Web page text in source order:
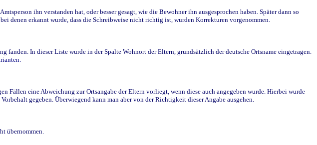
ihn verstanden hat, oder besser gesagt, wie die Bewohner ihn ausgesprochen haben. Später dann so
denen erkannt wurde, dass die Schreibweise nicht richtig ist, wurden Korrekturen vorgenommen.
In dieser Liste wurde in der Spalte Wohnort der Eltern, grundsätzlich der deutsche Ortsname eingetragen.
Fällen eine Abweichung zur Ortsangabe der Eltern vorliegt, wenn diese auch angegeben wurde. Hierbei wurde
gegeben. Überwiegend kann man aber von der Richtigkeit dieser Angabe ausgehen.
übernommen.